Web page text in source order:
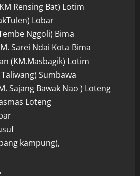
Rensing Bat) Lotim
Lobar
Nggoli) Bima
Sarei Ndai Kota Bima
(KM.Masbagik) Lotim
Sumbawa
Sajang Bawak Nao ) Loteng
Loteng
kampung),